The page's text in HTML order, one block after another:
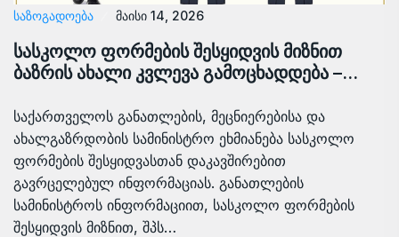
ᲡᲐᲖᲝᲒᲐᲓᲝᲔᲑᲐ მაისი 14, 2026
სასკოლო ფორმების შესყიდვის მიზნით
ბაზრის ახალი კვლევა გამოცხადდება –…
საქართველოს განათლების, მეცნიერებისა და
ახალგაზრდობის სამინისტრო ეხმიანება სასკოლო
ფორმების შესყიდვასთან დაკავშირებით
გავრცელებულ ინფორმაციას. განათლების
სამინისტროს ინფორმაციით, სასკოლო ფორმების
შესყიდვის მიზნით, შპს…